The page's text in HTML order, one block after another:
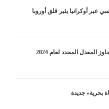
عبر أوكرانيا يثير قلق أوروبا
المعدل المحدد لعام 2024
جديدة